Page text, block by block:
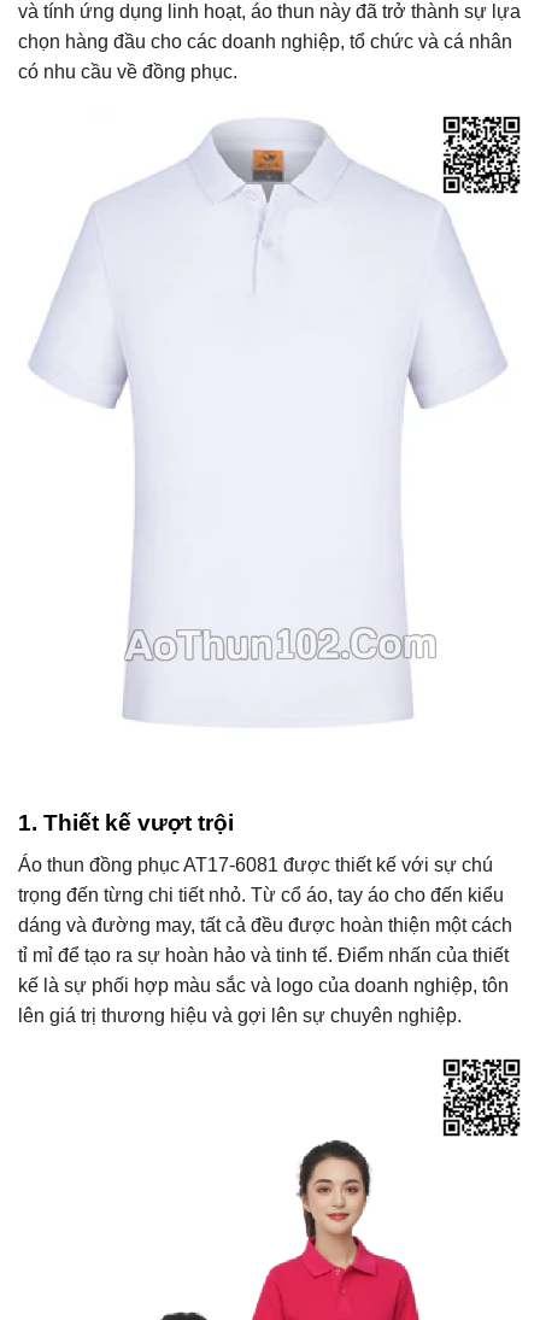
và tính ứng dụng linh hoạt, áo thun này đã trở thành sự lựa
chọn hàng đầu cho các doanh nghiệp, tổ chức và cá nhân
có nhu cầu về đồng phục.
1. Thiết kế vượt trội
Áo thun đồng phục AT17-6081 được thiết kế với sự chú
trọng đến từng chi tiết nhỏ. Từ cổ áo, tay áo cho đến kiểu
dáng và đường may, tất cả đều được hoàn thiện một cách
tỉ mỉ để tạo ra sự hoàn hảo và tinh tế. Điểm nhấn của thiết
kế là sự phối hợp màu sắc và logo của doanh nghiệp, tôn
lên giá trị thương hiệu và gợi lên sự chuyên nghiệp.